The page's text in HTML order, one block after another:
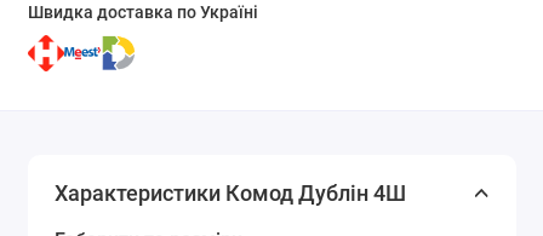
Швидка доставка по Україні
Характеристики Комод Дублін 4Ш